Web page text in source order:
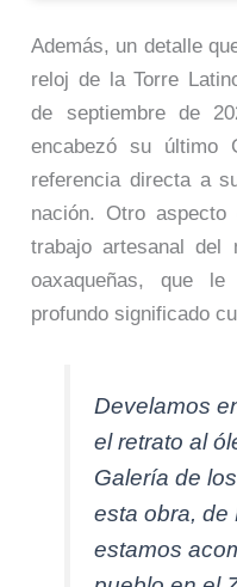
Además, un detalle
reloj de la Torre
de septiembre de
encabezó su último
referencia directa a
nación. Otro
trabajo artesanal del
oaxaqueñas, que
profundo significado
Develamos
el retrato al
Galería de
esta obra, de
estamos